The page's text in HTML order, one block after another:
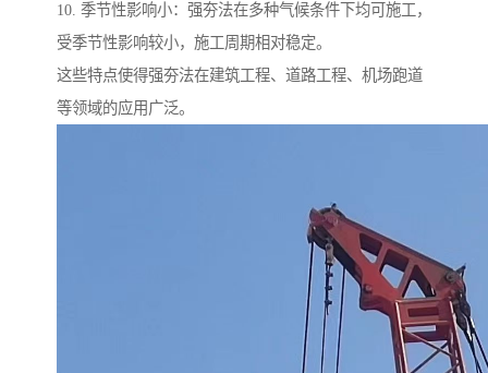
10. 季节性影响小：强夯法在多种气候条件下均可施工，
受季节性影响较小，施工周期相对稳定。
这些特点使得强夯法在建筑工程、道路工程、机场跑道
等领域的应用广泛。